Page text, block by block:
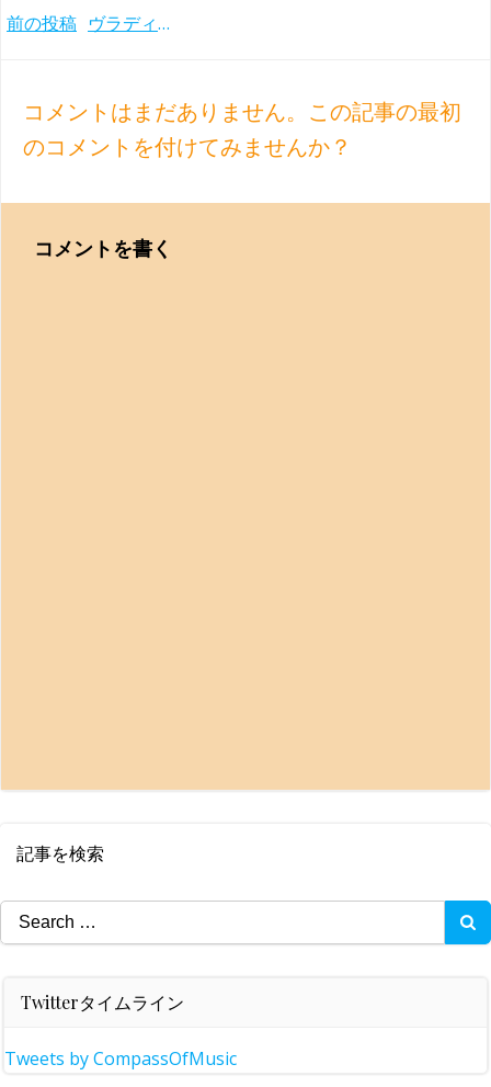
Post
前の投稿 ヴラディーミル・ホロヴィッツ 半世紀ぶりのベルリン・コンサート！スカルラッティ、シューマン他(1986年)
コメントはまだありません。この記事の最初
のコメントを付けてみませんか？
コメントを書く
記事を検索
Search
for:
Twitterタイムライン
Tweets by CompassOfMusic